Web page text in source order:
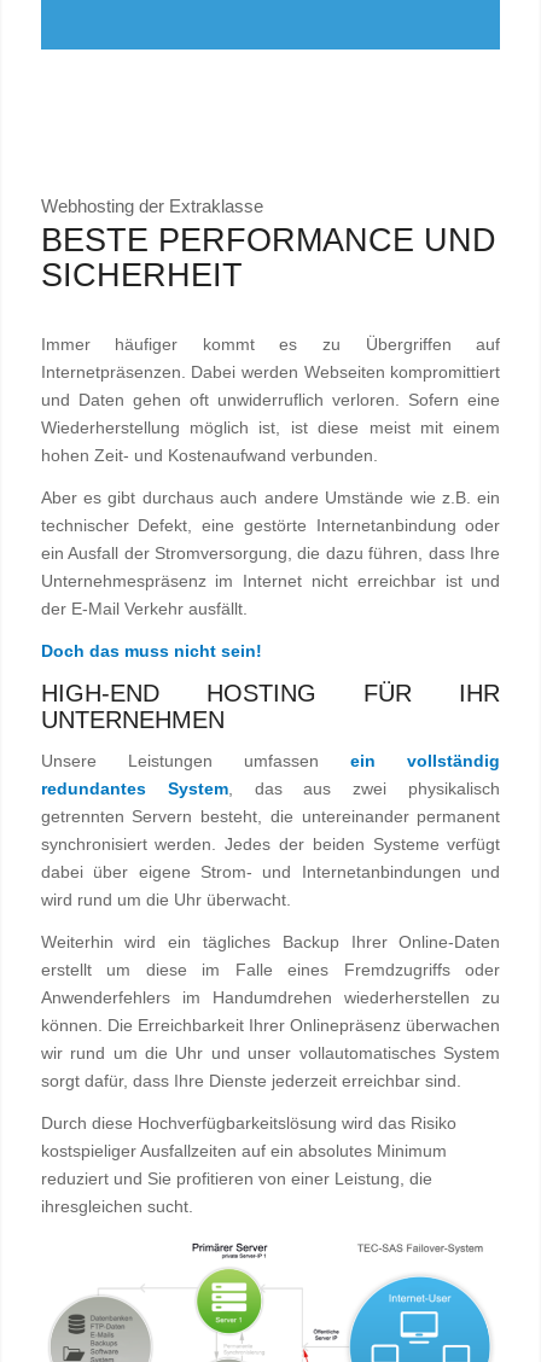
Webhosting der Extraklasse
BESTE PERFORMANCE UND
SICHERHEIT
Immer häufiger kommt es zu Übergriffen auf
Internetpräsenzen. Dabei werden Webseiten kompromittiert
und Daten gehen oft unwiderruflich verloren. Sofern eine
Wiederherstellung möglich ist, ist diese meist mit einem
hohen Zeit- und Kostenaufwand verbunden.
Aber es gibt durchaus auch andere Umstände wie z.B. ein
technischer Defekt, eine gestörte Internetanbindung oder
ein Ausfall der Stromversorgung, die dazu führen, dass Ihre
Unternehmespräsenz im Internet nicht erreichbar ist und
der E-Mail Verkehr ausfällt.
Doch das muss nicht sein!
HIGH-END HOSTING FÜR IHR
UNTERNEHMEN
Unsere Leistungen umfassenein vollständig
redundantes System, das aus zwei physikalisch
getrennten Servern besteht, die untereinander permanent
synchronisiert werden. Jedes der beiden Systeme verfügt
dabei über eigene Strom- und Internetanbindungen und
wird rund um die Uhr überwacht.
Weiterhin wird ein tägliches Backup Ihrer Online-Daten
erstellt um diese im Falle eines Fremdzugriffs oder
Anwenderfehlers im Handumdrehen wiederherstellen zu
können. Die Erreichbarkeit Ihrer Onlinepräsenz überwachen
wir rund um die Uhr und unser vollautomatisches System
sorgt dafür, dass Ihre Dienste jederzeit erreichbar sind.
Durch diese Hochverfügbarkeitslösung wird das Risiko
kostspieliger Ausfallzeiten auf ein absolutes Minimum
reduziert und Sie profitieren von einer Leistung, die
ihresgleichen sucht.